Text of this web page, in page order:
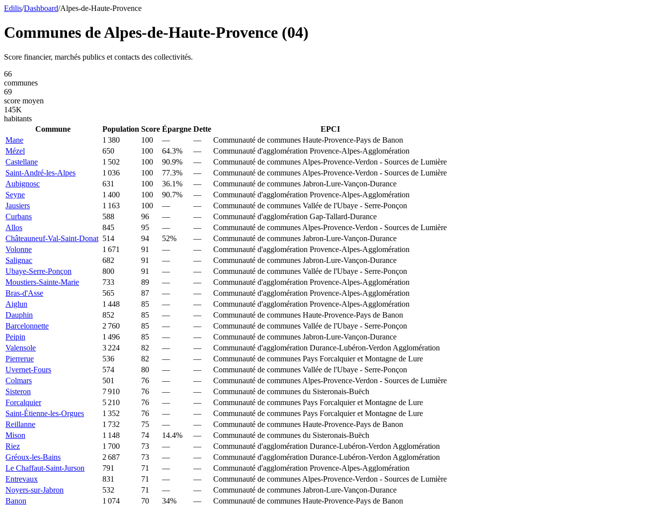
Edilis/Dashboard/Alpes-de-Haute-Provence
Communes deAlpes-de-Haute-Provence (04)
Score financier, marchés publics et contacts des collectivités.
66
communes
69
score moyen
145K
habitants
Commune
Population Score Épargne Dette
EPCI
Mane
1 380 100 — —
Communauté de communes Haute-Provence-Pays de Banon
Mézel
650 100 64.3% —
Communauté d'agglomération Provence-Alpes-Agglomération
Castellane
1 502 100 90.9% —
Communauté de communes Alpes-Provence-Verdon - Sources de Lumière
Saint-André-les-Alpes
1 036 100 77.3% —
Communauté de communes Alpes-Provence-Verdon - Sources de Lumière
Aubignosc
631 100 36.1% —
Communauté de communes Jabron-Lure-Vançon-Durance
Seyne
1 400 100 90.7% —
Communauté d'agglomération Provence-Alpes-Agglomération
Jausiers
1 163 100 — —
Communauté de communes Vallée de l'Ubaye - Serre-Ponçon
Curbans
588 96 — —
Communauté d'agglomération Gap-Tallard-Durance
Allos
845 95 — —
Communauté de communes Alpes-Provence-Verdon - Sources de Lumière
Châteauneuf-Val-Saint-Donat 514 94 52% —
Communauté de communes Jabron-Lure-Vançon-Durance
Volonne
1 671 91 — —
Communauté d'agglomération Provence-Alpes-Agglomération
Salignac
682 91 — —
Communauté de communes Jabron-Lure-Vançon-Durance
Ubaye-Serre-Ponçon
800 91 — —
Communauté de communes Vallée de l'Ubaye - Serre-Ponçon
Moustiers-Sainte-Marie
733 89 — —
Communauté d'agglomération Provence-Alpes-Agglomération
Bras-d'Asse
565 87 — —
Communauté d'agglomération Provence-Alpes-Agglomération
Aiglun
1 448 85 — —
Communauté d'agglomération Provence-Alpes-Agglomération
Dauphin
852 85 — —
Communauté de communes Haute-Provence-Pays de Banon
Barcelonnette
2 760 85 — —
Communauté de communes Vallée de l'Ubaye - Serre-Ponçon
Peipin
1 496 85 — —
Communauté de communes Jabron-Lure-Vançon-Durance
Valensole
3 224 82 — —
Communauté d'agglomération Durance-Lubéron-Verdon Agglomération
Pierrerue
536 82 — —
Communauté de communes Pays Forcalquier et Montagne de Lure
Uvernet-Fours
574 80 — —
Communauté de communes Vallée de l'Ubaye - Serre-Ponçon
Colmars
501 76 — —
Communauté de communes Alpes-Provence-Verdon - Sources de Lumière
Sisteron
7 910 76 — —
Communauté de communes du Sisteronais-Buëch
Forcalquier
5 210 76 — —
Communauté de communes Pays Forcalquier et Montagne de Lure
Saint-Étienne-les-Orgues
1 352 76 — —
Communauté de communes Pays Forcalquier et Montagne de Lure
Reillanne
1 732 75 — —
Communauté de communes Haute-Provence-Pays de Banon
Mison
1 148 74 14.4% —
Communauté de communes du Sisteronais-Buëch
Riez
1 700 73 — —
Communauté d'agglomération Durance-Lubéron-Verdon Agglomération
Gréoux-les-Bains
2 687 73 — —
Communauté d'agglomération Durance-Lubéron-Verdon Agglomération
Le Chaffaut-Saint-Jurson
791 71 — —
Communauté d'agglomération Provence-Alpes-Agglomération
Entrevaux
831 71 — —
Communauté de communes Alpes-Provence-Verdon - Sources de Lumière
Noyers-sur-Jabron
532 71 — —
Communauté de communes Jabron-Lure-Vançon-Durance
Banon
1 074 70 34% —
Communauté de communes Haute-Provence-Pays de Banon